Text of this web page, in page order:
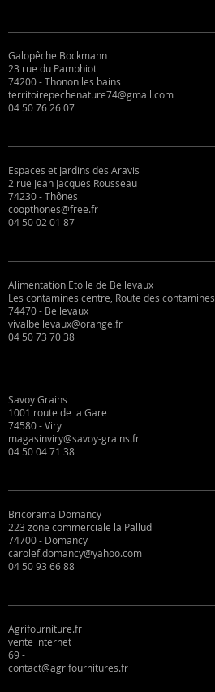
Galopêche Bockmann
23 rue du Pamphiot
74200 - Thonon les bains
territoirepechenature74@gmail.com
04 50 76 26 07
Espaces et Jardins des Aravis
2 rue Jean Jacques Rousseau
74230 - Thônes
coopthones@free.fr
04 50 02 01 87
Alimentation Etoile de Bellevaux
Les contamines centre, Route des contamines
74470 - Bellevaux
vivalbellevaux@orange.fr
04 50 73 70 38
Savoy Grains
1001 route de la Gare
74580 - Viry
magasinviry@savoy-grains.fr
04 50 04 71 38
Bricorama Domancy
223 zone commerciale la Pallud
74700 - Domancy
carolef.domancy@yahoo.com
04 50 93 66 88
Agrifourniture.fr
vente internet
69 -
contact@agrifournitures.fr